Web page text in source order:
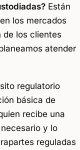
Están
los mercados
de los clientes
atender
regulatorio
básica de
recibe una
y lo
reguladas